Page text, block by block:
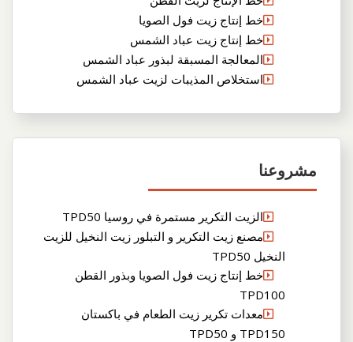
خط إنتاج زيت فول الصويا
خط إنتاج زيت عباد الشمس
المعالجة المسبقة لبذور عباد الشمس
استخلاص المذيبات لزيت عباد الشمس
مشروعنا
الزيت التكرير مستمرة في روسيا TPD50
مصنع زيت التكرير و التبلور زيت النخيل للزيت
النخيل TPD50
خط إنتاج زيت فول الصويا وبذور القطن
TPD100
معدات تكرير زيت الطعام في باكستان
TPD150 و TPD50